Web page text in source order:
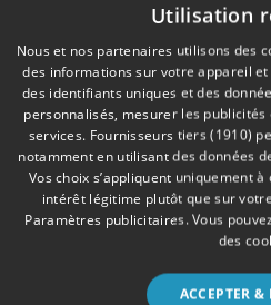
premiers entrepreneurs sont
les personnes
euros, Trooz 500.000 euros
».
pour une durée de deux
de logement.
Utilisation
Nous et nos partenaires utilisons des
des informations sur votre appareil
des identifiants uniques et des
personnalisés, mesurer les
services. Fournisseurs tiers (1910)
notamment en utilisant des données
Vos choix s’appliquent uniquement
intérêt légitime plutôt que sur
Paramètres publicitaires. Vous
des
ACCEPTER &